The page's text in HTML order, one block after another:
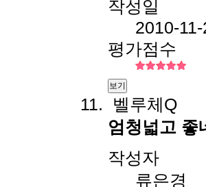
작성일
2010-
평가점수
보기
벨루체Q
엄청넓고 좋
작성자
류은경